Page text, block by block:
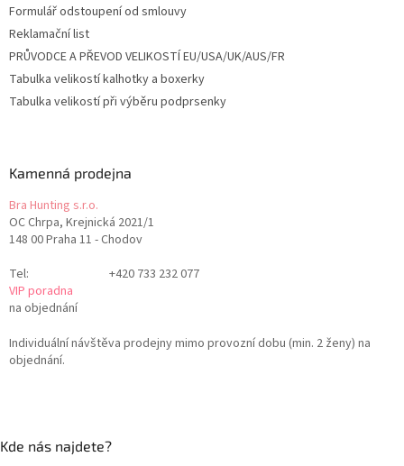
Formulář odstoupení od smlouvy
Reklamační list
PRŮVODCE A PŘEVOD VELIKOSTÍ EU/USA/UK/AUS/FR
Tabulka velikostí kalhotky a boxerky
Tabulka velikostí při výběru podprsenky
Kamenná prodejna
Bra Hunting s.r.o.
OC Chrpa, Krejnická 2021/1
148 00 Praha 11 - Chodov
Tel:
+420 733 232 077
VIP poradna
na objednání
Individuální návštěva prodejny mimo provozní dobu (min. 2 ženy) na
objednání.
Kde nás najdete?